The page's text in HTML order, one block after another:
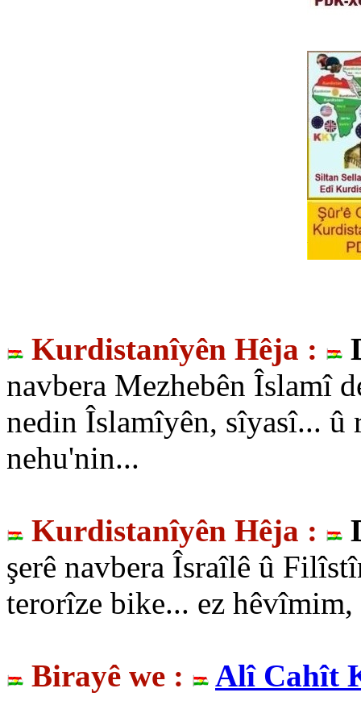
Kurdistanîyên Hêja :
navbera Mezhebên Îslamî
nedin Îslamîyên, sîyasî... û
nehu'nin...
Kurdistanîyên Hêja :
şerê navbera Îsraîlê û
terorîze bike... ez
Birayê we : Alî Cahît